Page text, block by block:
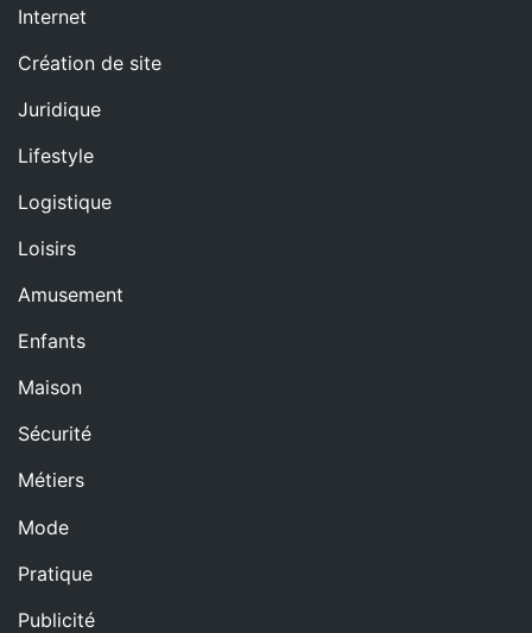
Internet
Création de site
Juridique
Lifestyle
Logistique
Loisirs
Amusement
Enfants
Maison
Sécurité
Métiers
Mode
Pratique
Publicité